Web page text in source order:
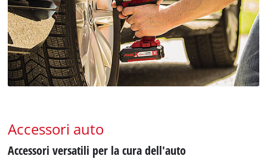
Accessori auto
Accessori versatili per la cura dell'auto